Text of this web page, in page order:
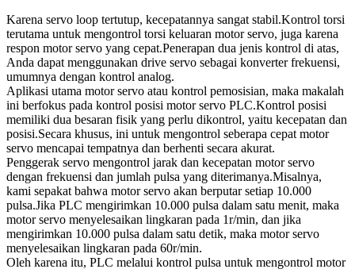
Karena servo loop tertutup, kecepatannya sangat stabil.Kontrol torsi
terutama untuk mengontrol torsi keluaran motor servo, juga karena
respon motor servo yang cepat.Penerapan dua jenis kontrol di atas,
Anda dapat menggunakan drive servo sebagai konverter frekuensi,
umumnya dengan kontrol analog.
Aplikasi utama motor servo atau kontrol pemosisian, maka makalah
ini berfokus pada kontrol posisi motor servo PLC.Kontrol posisi
memiliki dua besaran fisik yang perlu dikontrol, yaitu kecepatan dan
posisi.Secara khusus, ini untuk mengontrol seberapa cepat motor
servo mencapai tempatnya dan berhenti secara akurat.
Penggerak servo mengontrol jarak dan kecepatan motor servo
dengan frekuensi dan jumlah pulsa yang diterimanya.Misalnya,
kami sepakat bahwa motor servo akan berputar setiap 10.000
pulsa.Jika PLC mengirimkan 10.000 pulsa dalam satu menit, maka
motor servo menyelesaikan lingkaran pada 1r/min, dan jika
mengirimkan 10.000 pulsa dalam satu detik, maka motor servo
menyelesaikan lingkaran pada 60r/min.
Oleh karena itu, PLC melalui kontrol pulsa untuk mengontrol motor